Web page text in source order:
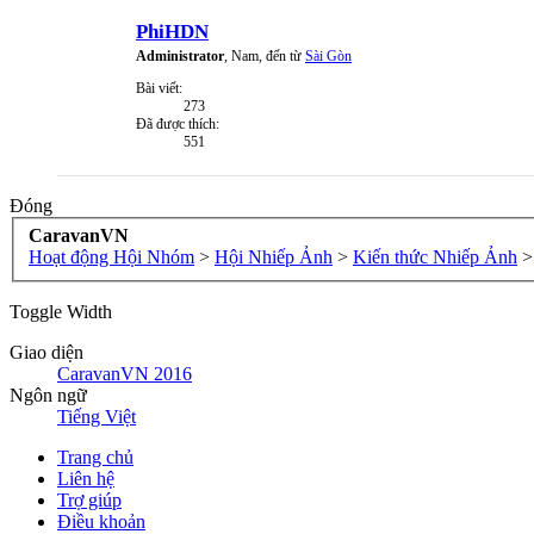
PhiHDN
Administrator , Nam, đến từ Sài Gòn
Bài viết:
273
Đã được thích:
551
Đóng
CaravanVN
Hoạt động Hội Nhóm > Hội Nhiếp Ảnh > Kiến thức Nhiếp Ảnh >
Toggle Width
Giao diện
CaravanVN 2016
Ngôn ngữ
Tiếng Việt
Trang chủ
Liên hệ
Trợ giúp
Điều khoản